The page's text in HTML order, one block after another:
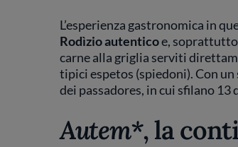
L’esperienza gastronomica in
Rodìzio autenticoe,
carne alla griglia serviti
tipici espetos (spiedoni). Con
dei passadores, in cui sfilano
Autem*, la